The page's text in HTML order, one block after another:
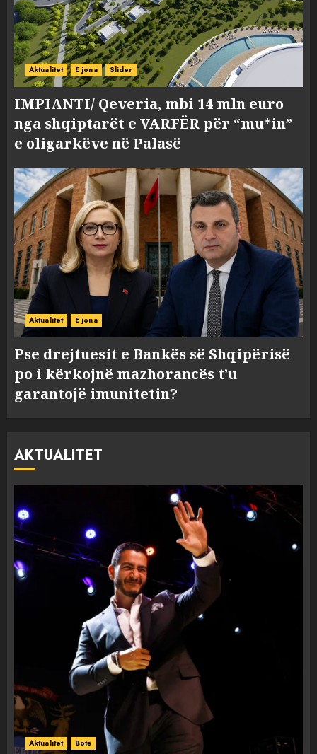
Aktualitet E jona Slider
IMPIANTI/ Qeveria, mbi 14 mln euro
nga shqiptarët e VARFËR për “mu*in”
e oligarkëve në Palasë
Aktualitet E jona
Pse drejtuesit e Bankës së Shqipërisë
po i kërkojnë mazhorancës t’u
garantojë imunitetin?
AKTUALITET
Aktualitet Botë